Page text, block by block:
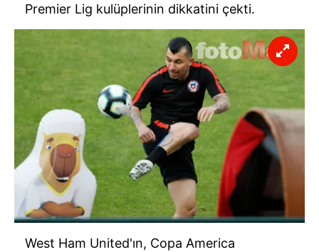
Premier Lig kulüplerinin dikkatini çekti.
West Ham United'ın, Copa America